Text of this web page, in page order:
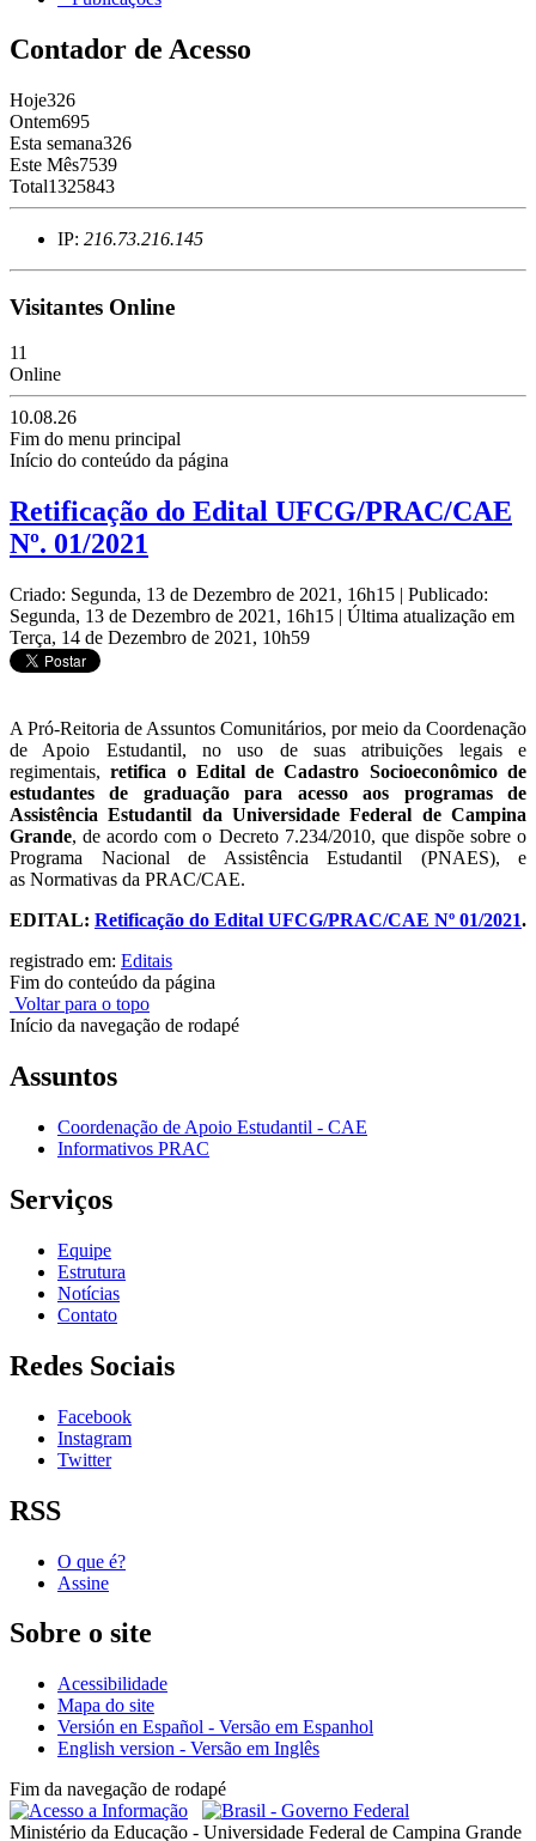
Contador de Acesso
Hoje326
Ontem695
Esta semana326
Este Mês7539
Total1325843
IP: 216.73.216.145
Visitantes Online
11
Online
10.08.26
Fim do menu principal
Início do conteúdo da página
Retificação do Edital UFCG/PRAC/CAE
Nº. 01/2021
Criado: Segunda, 13 de Dezembro de 2021, 16h15 | Publicado:
Segunda, 13 de Dezembro de 2021, 16h15 | Última atualização em
Terça, 14 de Dezembro de 2021, 10h59
A Pró-Reitoria de Assuntos Comunitários, por meio da Coordenação
de Apoio Estudantil, no uso de suas atribuições legais e
regimentais,retifica o Edital de Cadastro Socioeconômico de
estudantes de graduação para acesso aos programas de
Assistência Estudantil da Universidade Federal de Campina
Grande, de acordo com o Decreto 7.234/2010, que dispõe sobre o
Programa Nacional de Assistência Estudantil (PNAES), e
as Normativas da PRAC/CAE.
EDITAL: Retificação do Edital UFCG/PRAC/CAE Nº 01/2021.
registrado em: Editais
Fim do conteúdo da página
Voltar para o topo
Início da navegação de rodapé
Assuntos
Coordenação de Apoio Estudantil - CAE
Informativos PRAC
Serviços
Equipe
Estrutura
Notícias
Contato
Redes Sociais
Facebook
Instagram
Twitter
RSS
O que é?
Assine
Sobre o site
Acessibilidade
Mapa do site
Versión en Español - Versão em Espanhol
English version - Versão em Inglês
Fim da navegação de rodapé
Ministério da Educação - Universidade Federal de Campina Grande